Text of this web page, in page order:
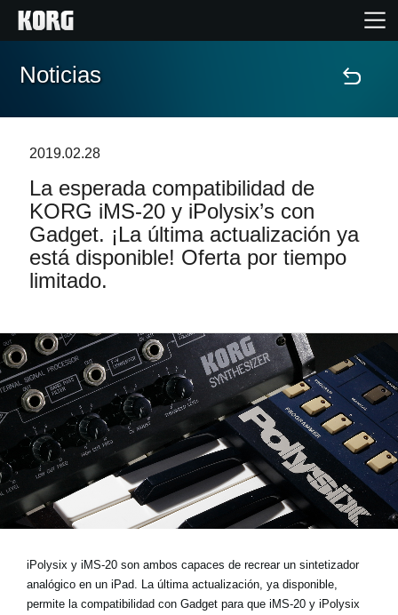
Inicio
Características
Eventos
Soporte
Localizador de Tiendas
Noticias
Ubicación
Redes Sociales
Noticias
2019.02.28
La esperada compatibilidad de
KORG iMS-20 y iPolysix’s con
Gadget. ¡La última actualización ya
está disponible! Oferta por tiempo
limitado.
iPolysix y iMS-20 son ambos capaces de recrear un sintetizador
analógico en un iPad. La última actualización, ya disponible,
permite la compatibilidad con Gadget para que iMS-20 y iPolysix